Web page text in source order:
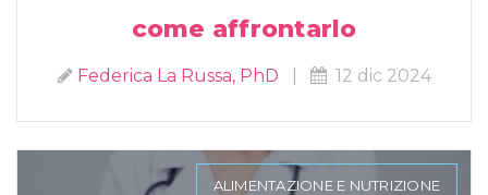
come affrontarlo
Federica La Russa, PhD 12 dic 2024
ALIMENTAZIONE E NUTRIZIONE